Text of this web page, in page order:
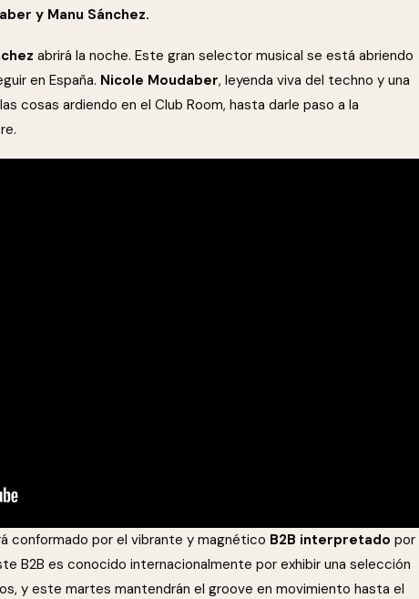
y Manu Sánchez.
abrirá la noche. Este gran selector musical se está abriendo
en España. Nicole Moudaber, leyenda viva del techno y una
cosas ardiendo en el Club Room, hasta darle paso a la
conformado por el vibrante y magnético B2B interpretado por
B2B es conocido internacionalmente por exhibir una selección
y este martes mantendrán el groove en movimiento hasta el